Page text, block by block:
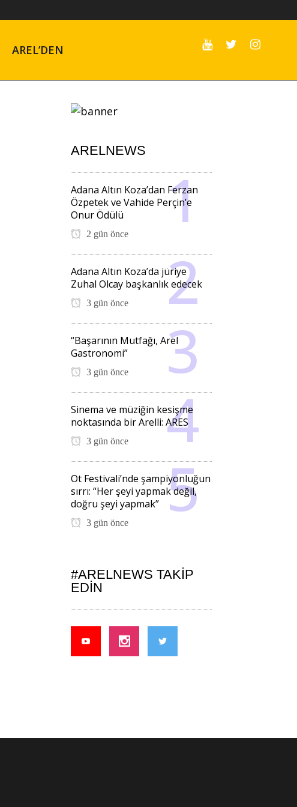
AREL’DEN
ARELNEWS
Adana Altın Koza’dan Ferzan
Özpetek ve Vahide Perçin’e
Onur Ödülü
2 gün önce
Adana Altın Koza’da jüriye
Zuhal Olcay başkanlık edecek
3 gün önce
“Başarının Mutfağı, Arel
Gastronomi”
3 gün önce
Sinema ve müziğin kesişme
noktasında bir Arelli: ARES
3 gün önce
Ot Festivali’nde şampiyonluğun
sırrı: “Her şeyi yapmak değil,
doğru şeyi yapmak”
3 gün önce
#ARELNEWS TAKIP
EDIN